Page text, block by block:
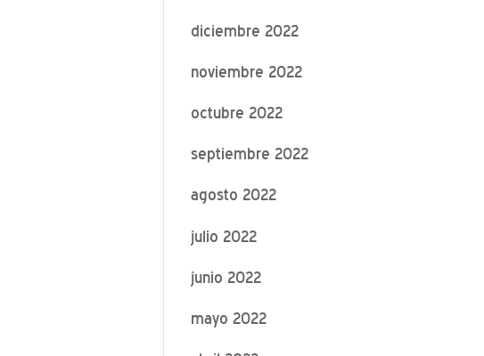
diciembre 2022
noviembre 2022
octubre 2022
septiembre 2022
agosto 2022
julio 2022
junio 2022
mayo 2022